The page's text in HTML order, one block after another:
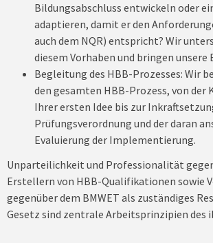
Bildungsabschluss entwickeln oder
adaptieren, damit er den
auch dem NQR) entspricht? Wir
diesem Vorhaben und bringen unsere
Begleitung des HBB-Prozesses: Wir
den gesamten HBB-Prozess, von der
Ihrer ersten Idee bis zur
Prüfungsverordnung und der daran
Evaluierung der Implementierung.
Unparteilichkeit und Professionalität
Erstellern von HBB-Qualifikationen sowie
gegenüber dem BMWET als zuständiges
Gesetz sind zentrale Arbeitsprinzipien des